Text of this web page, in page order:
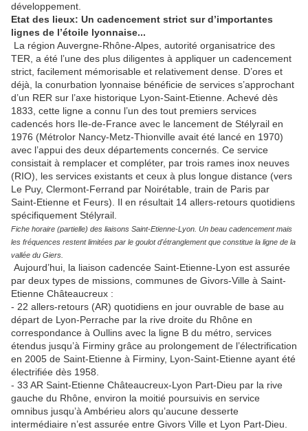
développement.
Etat des lieux: Un cadencement strict sur d’importantes
lignes de l’étoile lyonnaise...
La région Auvergne-Rhône-Alpes, autorité organisatrice des
TER, a été l’une des plus diligentes à appliquer un cadencement
strict, facilement mémorisable et relativement dense. D’ores et
déjà, la conurbation lyonnaise bénéficie de services s’approchant
d’un RER sur l’axe historique Lyon-Saint-Etienne. Achevé dès
1833, cette ligne a connu l’un des tout premiers services
cadencés hors Ile-de-France avec le lancement de Stélyrail en
1976 (Métrolor Nancy-Metz-Thionville avait été lancé en 1970)
avec l’appui des deux départements concernés. Ce service
consistait à remplacer et compléter, par trois rames inox neuves
(RIO), les services existants et ceux à plus longue distance (vers
Le Puy, Clermont-Ferrand par Noirétable, train de Paris par
Saint-Etienne et Feurs). Il en résultait 14 allers-retours quotidiens
spécifiquement Stélyrail.
Fiche horaire (partielle) des liaisons Saint-Etienne-Lyon. Un beau cadencement mais
les fréquences restent limitées par le goulot d'étranglement que constitue la ligne de la
vallée du Giers.
Aujourd’hui, la liaison cadencée Saint-Etienne-Lyon est assurée
par deux types de missions, communes de Givors-Ville à Saint-
Etienne Châteaucreux :
- 22 allers-retours (AR) quotidiens en jour ouvrable de base au
départ de Lyon-Perrache par la rive droite du Rhône en
correspondance à Oullins avec la ligne B du métro, services
étendus jusqu’à Firminy grâce au prolongement de l’électrification
en 2005 de Saint-Etienne à Firminy, Lyon-Saint-Etienne ayant été
électrifiée dès 1958.
- 33 AR Saint-Etienne Châteaucreux-Lyon Part-Dieu par la rive
gauche du Rhône, environ la moitié poursuivis en service
omnibus jusqu’à Ambérieu alors qu’aucune desserte
intermédiaire n’est assurée entre Givors Ville et Lyon Part-Dieu.